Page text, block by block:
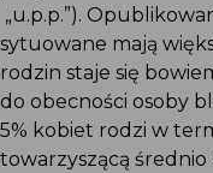
„u.p.p.”).
sytuowane mają
rodzin staje się
do obecności osoby
5% kobiet rodzi w
towarzyszącą